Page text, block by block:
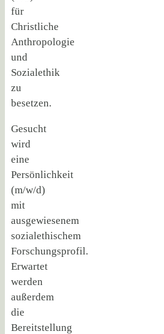
für
Christliche
Anthropologie
und
Sozialethik
zu
besetzen.
Gesucht
wird
eine
Persönlichkeit
(m/w/d)
mit
ausgewiesenem
sozialethischem
Forschungsprofil.
Erwartet
werden
außerdem
die
Bereitstellung